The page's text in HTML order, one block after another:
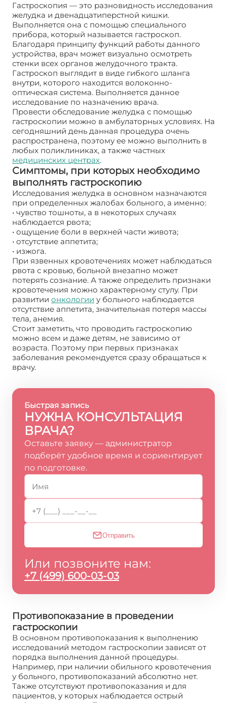
Гастроскопия — это разновидность исследования
желудка и двенадцатиперстной кишки.
Выполняется она с помощью специального
прибора, который называется гастроскоп.
Благодаря принципу функций работы данного
устройства, врач может визуально осмотреть
стенки всех органов желудочного тракта.
Гастроскоп выглядит в виде гибкого шланга
внутри, которого находится волоконно-
оптическая система. Выполняется данное
исследование по назначению врача.
Провести обследование желудка с помощью
гастроскопии можно в амбулаторных условиях. На
сегодняшний день данная процедура очень
распространена, поэтому ее можно выполнить в
любых поликлиниках, а также частных
медицинских центрах.
Симптомы, при которых необходимо
выполнять гастроскопию
Исследования желудка в основном назначаются
при определенных жалобах больного, а именно:
• чувство тошноты, а в некоторых случаях
наблюдается рвота;
• ощущение боли в верхней части живота;
• отсутствие аппетита;
• изжога.
При язвенных кровотечениях может наблюдаться
рвота с кровью, больной внезапно может
потерять сознание. А также определить признаки
кровотечения можно характерному стулу. При
развитии онкологии у больного наблюдается
отсутствие аппетита, значительная потеря массы
тела, анемия.
Стоит заметить, что проводить гастроскопию
можно всем и даже детям, не зависимо от
возраста. Поэтому при первых признаках
заболевания рекомендуется сразу обращаться к
врачу.
Быстрая запись
НУЖНА КОНСУЛЬТАЦИЯ
ВРАЧА?
Оставьте заявку — администратор
подберёт удобное время и сориентирует
по подготовке.
Отправить
Или позвоните нам:
+7 (499) 600-03-03
Противопоказание в проведении
гастроскопии
В основном противопоказания к выполнению
исследований методом гастроскопии зависят от
порядка выполнения данной процедуры.
Например, при наличии обильного кровотечения
у больного, противопоказаний абсолютно нет.
Также отсутствуют противопоказания и для
пациентов, у которых наблюдается острый